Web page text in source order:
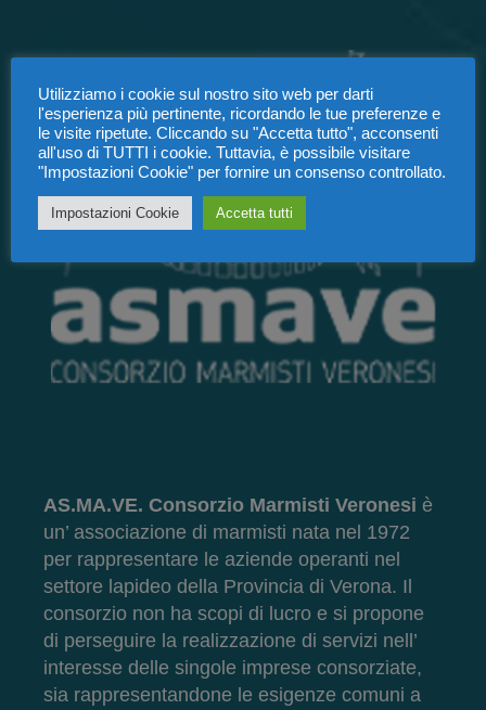
AS.MA.VE. Consorzio Marmisti Veronesi è
un’ associazione di marmisti nata nel 1972
per rappresentare le aziende operanti nel
settore lapideo della Provincia di Verona. Il
consorzio non ha scopi di lucro e si propone
di perseguire la realizzazione di servizi nell’
interesse delle singole imprese consorziate,
sia rappresentandone le esigenze comuni a
Utilizziamo i cookie sul nostro sito web per darti
l'esperienza più pertinente, ricordando le tue preferenze e
le visite ripetute. Cliccando su "Accetta tutto", acconsenti
all'uso di TUTTI i cookie. Tuttavia, è possibile visitare
"Impostazioni Cookie" per fornire un consenso controllato.
Impostazioni Cookie Accetta tutti